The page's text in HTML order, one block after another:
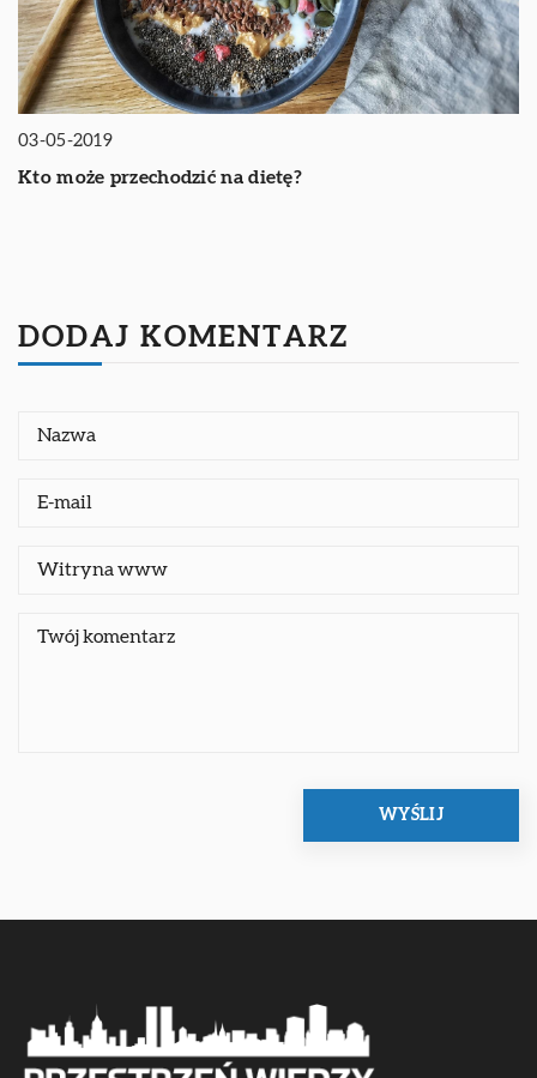
03-05-2019
Kto może przechodzić na dietę?
DODAJ KOMENTARZ